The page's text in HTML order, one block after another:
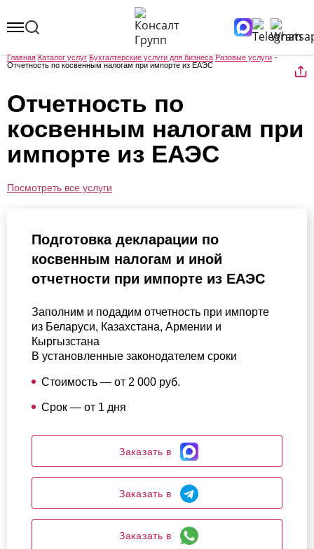
Главная Каталог услуг Бухгалтерские услуги для бизнеса Разовые услуги
Отчетность по косвенным налогам при импорте из ЕАЭС
Отчетность по
косвенным налогам при
импорте из ЕАЭС
Посмотреть все услуги
Подготовка декларации по
косвенным налогам и иной
отчетности при импорте из ЕАЭС
Заполним и подадим отчетность при импорте
из Беларуси, Казахстана, Армении и
Кыргызстана
В установленные законодателем сроки
Стоимость — от 2 000 руб.
Срок — от 1 дня
Заказать в
Заказать в
Заказать в